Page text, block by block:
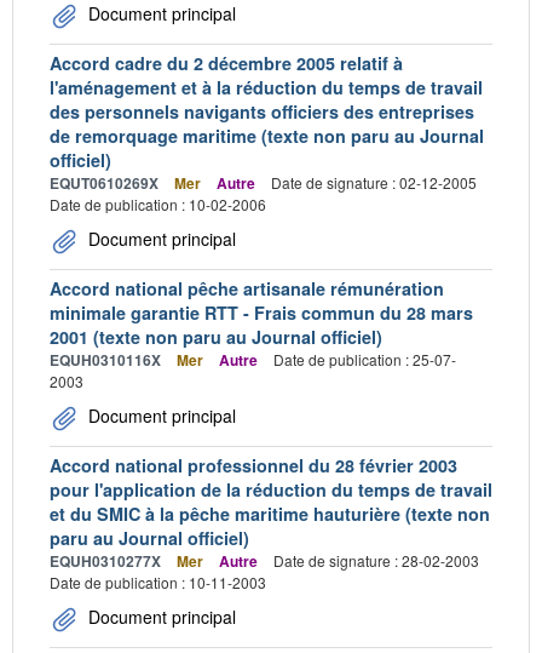
Document principal
Accord cadre du 2 décembre 2005 relatif à
l'aménagement et à la réduction du temps de travail
des personnels navigants officiers des entreprises
de remorquage maritime (texte non paru au Journal
officiel)
EQUT0610269X Mer Autre
Date de signature : 02-12-2005
Date de publication : 10-02-2006
Document principal
Accord national pêche artisanale rémunération
minimale garantie RTT - Frais commun du 28 mars
2001 (texte non paru au Journal officiel)
EQUH0310116X Mer Autre
Date de publication : 25-07-
2003
Document principal
Accord national professionnel du 28 février 2003
pour l'application de la réduction du temps de travail
et du SMIC à la pêche maritime hauturière (texte non
paru au Journal officiel)
EQUH0310277X Mer Autre
Date de signature : 28-02-2003
Date de publication : 10-11-2003
Document principal